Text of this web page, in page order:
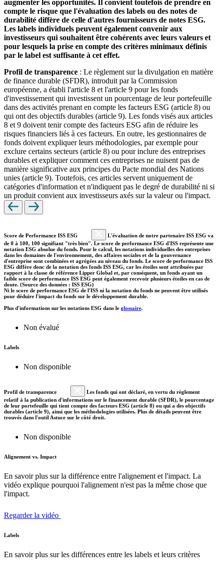
augmenter les opportunités. Il convient toutefois de prendre en
compte le risque que l'évaluation des labels ou des notes de
durabilité diffère de celle d'autres fournisseurs de notes ESG.
Les labels individuels peuvent également convenir aux
investisseurs qui souhaitent être cohérents avec leurs valeurs et
pour lesquels la prise en compte des critères minimaux définis
par le label est suffisante à cet effet.
Profil de transparence : Le règlement sur la divulgation en matière
de finance durable (SFDR), introduit par la Commission
européenne, a établi l'article 8 et l'article 9 pour les fonds
d'investissement qui investissent un pourcentage de leur portefeuille
dans des activités prenant en compte les facteurs ESG (article 8) ou
qui ont des objectifs durables (article 9). Les fonds visés aux articles
8 et 9 doivent tenir compte des facteurs ESG afin de réduire les
risques financiers liés à ces facteurs. En outre, les gestionnaires de
fonds doivent expliquer leurs méthodologies, par exemple pour
exclure certains secteurs (article 8) ou pour inclure des entreprises
durables et expliquer comment ces entreprises ne nuisent pas de
manière significative aux principes du Pacte mondial des Nations
unies (article 9). Toutefois, ces articles servent uniquement de
catégories d'information et n'indiquent pas le degré de durabilité ni si
un produit convient aux investisseurs axés sur la valeur ou l'impact.
Score de Performance ISS ESG
L'évaluation de notre partenaire ISS ESG va
de 0 à 100, 100 signifiant "très bien". Le score de performance ESG d'ISS représente une
notation ESG absolue du fonds. Pour le calcul, les notations individuelles des entreprises
dans les domaines de l'environnement, des affaires sociales et de la gouvernance
d'entreprise sont combinées et agrégées au niveau du fonds. Le score de performance ISS
ESG diffère donc de la notation des fonds ISS ESG, car les étoiles sont attribuées par
rapport à la classe de référence Lipper Global et, par conséquent, un fonds ayant un
faible score de performance ISS ESG peut également recevoir plusieurs étoiles en cas de
doute. (Source des données : ISS ESG)
Ni le score de performance ESG de l'ISS ni la notation du fonds ne peuvent être utilisés
pour déduire l'impact du fonds sur le développement durable.
Plus d'informations sur les notations ESG dans le glossaire.
Non évalué
Labels
Non disponible
Profil de transparence
Les fonds qui ont déclaré, en vertu du règlement
relatif à la publication d'informations sur le financement durable (SFDR), le pourcentage
de leur portefeuille qui tient compte des facteurs ESG (article 8) ou qui a des objectifs
durables (article 9), ainsi que les méthodologies utilisées. Plus de détails peuvent être
trouvés dans l'outil Astuce sur le côté droit.
Non disponible
Alignement vs. Impact
En savoir plus sur la différence entre l'alignement et l'impact. La
vidéo explique pourquoi l'alignement n'est pas la même chose que
l'impact.
Regarder la vidéo
Labels
En savoir plus sur les différences entre les labels et leurs critères